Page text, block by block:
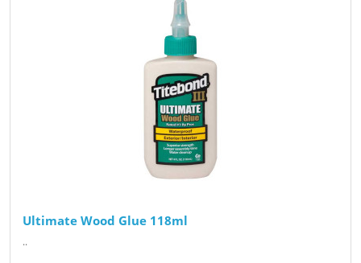
Ultimate Wood Glue 118ml
..